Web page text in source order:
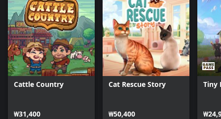
Cattle Country
₩31,400
Cat Rescue Story
₩50,400
Tiny